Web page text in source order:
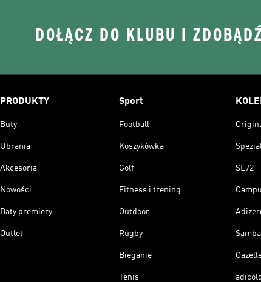
DOŁĄCZ DO KLUBU I
PRODUKTY
Buty
Ubrania
Akcesoria
Nowości
Daty premiery
Outlet
Sport
Football
Koszykówka
Golf
Fitness i trening
Outdoor
Rugby
Bieganie
Tenis
SL72
Samba